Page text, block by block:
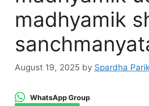
madhyamik
August 19, 2025 by Spardha
WhatsApp Group